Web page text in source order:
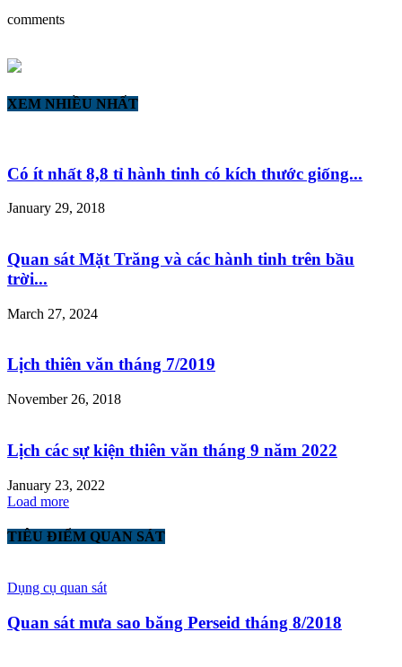
comments
XEM NHIỀU NHẤT
Có ít nhất 8,8 tỉ hành tinh có kích thước giống...
January 29, 2018
Quan sát Mặt Trăng và các hành tinh trên bầu
trời...
March 27, 2024
Lịch thiên văn tháng 7/2019
November 26, 2018
Lịch các sự kiện thiên văn tháng 9 năm 2022
January 23, 2022
Load more
TIÊU ĐIỂM QUAN SÁT
Dụng cụ quan sát
Quan sát mưa sao băng Perseid tháng 8/2018